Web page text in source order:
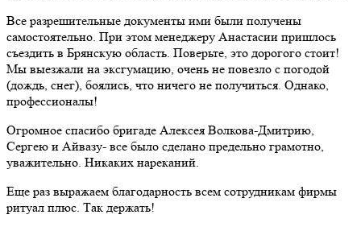
Все разрешительные документы ими были получены
самостоятельно. При этом менеджеру Анастасии пришлось
съездить в Брянскую область. Поверьте, это дорогого стоит!
Мы выезжали на эксгумацию, очень не повезло с погодой
(дождь, снег), боялись, что ничего не получиться. Однако,
профессионалы!
Огромное спасибо бригаде Алексея Волкова-Дмитрию,
Сергею и Айвазу- все было сделано предельно грамотно,
уважительно. Никаких нареканий.
Еще раз выражаем благодарность всем сотрудникам фирмы
ритуал плюс. Так держать!